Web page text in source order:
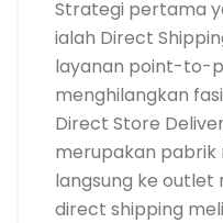
Strategi pertama
ialah Direct
layanan point-to-
menghilangkan
Direct Store
merupakan
langsung ke outlet
direct shipping